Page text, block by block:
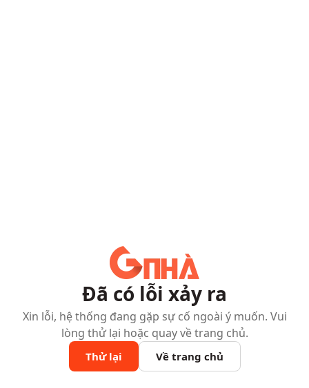
Đã có lỗi xảy ra
Xin lỗi, hệ thống đang gặp sự cố ngoài ý muốn. Vui
lòng thử lại hoặc quay về trang chủ.
Thử lại Về trang chủ